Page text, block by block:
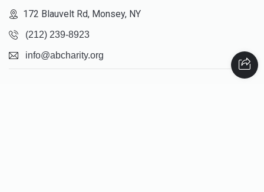
172 Blauvelt Rd, Monsey, NY
(212) 239-8923
info@abcharity.org